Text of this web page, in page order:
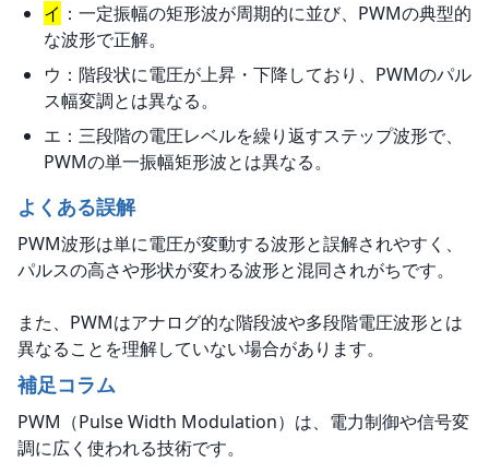
イ ：一定振幅の矩形波が周期的に並び、PWMの典型的
な波形で正解。
ウ：階段状に電圧が上昇・下降しており、PWMのパル
ス幅変調とは異なる。
エ：三段階の電圧レベルを繰り返すステップ波形で、
PWMの単一振幅矩形波とは異なる。
よくある誤解
PWM波形は単に電圧が変動する波形と誤解されやすく、
パルスの高さや形状が変わる波形と混同されがちです。
また、PWMはアナログ的な階段波や多段階電圧波形とは
異なることを理解していない場合があります。
補足コラム
PWM（Pulse Width Modulation）は、電力制御や信号変
調に広く使われる技術です。